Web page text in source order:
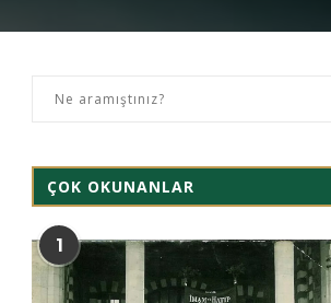
ÇOK OKUNANLAR
1